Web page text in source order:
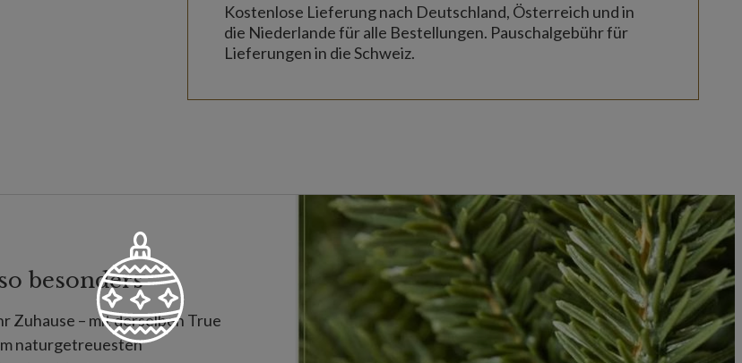
Kostenlose Lieferung nach Deutschland, Österreich und in
die Niederlande für alle Bestellungen. Pauschalgebühr für
Lieferungen in die Schweiz.
besonders
Zuhause – mit derselben True
naturgetreuesten